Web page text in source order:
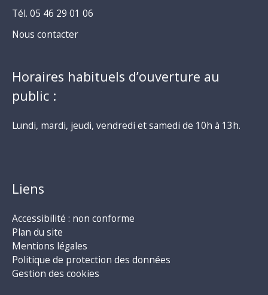
Tél. 05 46 29 01 06
Nous contacter
Horaires habituels d’ouverture au
public :
Lundi, mardi, jeudi, vendredi et samedi de 10h à 13h.
Liens
Accessibilité : non conforme
Plan du site
Mentions légales
Politique de protection des données
Gestion des cookies